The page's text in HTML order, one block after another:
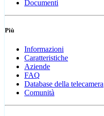
Documenti
Più
Informazioni
Caratteristiche
Aziende
FAQ
Database della telecamera
Comunità